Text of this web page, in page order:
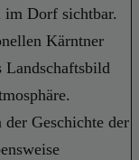
im Dorf sichtbar.
Kärntner
Landschaftsbild
Geschichte der